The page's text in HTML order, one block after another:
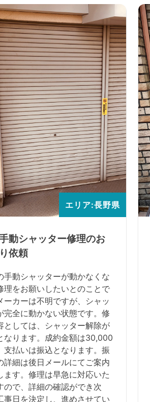
エリア:長野県
動シャッター修理のお
依頼
手動シャッターが動かなくな
理をお願いしたいとのことで
ーカーは不明ですが、シャッ
完全に動かない状態です。修
としては、シャッター解除が
なります。成約金額は30,000
支払いは振込となります。振
詳細は後日メールにてご案内
ます。修理は早急に対応いた
ので、詳細の確認ができ次
事日を決定し、進めさせてい